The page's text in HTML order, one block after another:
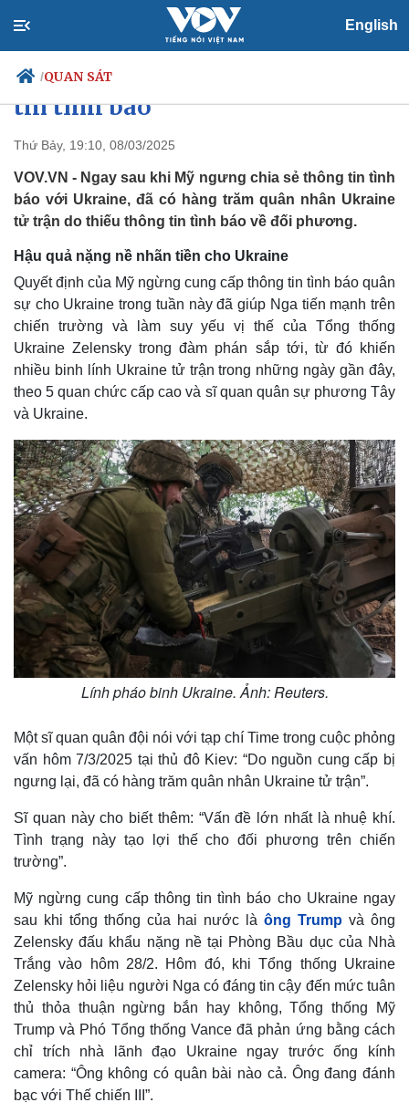
English
/QUAN SÁT
Chính trị
Đảng
Tổ chức nhân sự
Nhận diện sự thật
Xã hội
Tin 24h
Dự báo thời tiết
Dấu ấn VOV
Việc làm
Biển đảo
Thế giới
Quan sát
Cuộc sống đó đây
Hồ sơ
Multimedia
Video
Ảnh
E-Magazine
Infographic
Hàng loạt quân nhân Ukraine tử
trận do Mỹ ngừng chia sẻ thông
tin tình báo
Thứ Bảy, 19:10, 08/03/2025
VOV.VN - Ngay sau khi Mỹ ngưng chia sẻ thông tin tình
báo với Ukraine, đã có hàng trăm quân nhân Ukraine
tử trận do thiếu thông tin tình báo về đối phương.
Hậu quả nặng nề nhãn tiền cho Ukraine
Quyết định của Mỹ ngừng cung cấp thông tin tình báo quân
sự cho Ukraine trong tuần này đã giúp Nga tiến mạnh trên
chiến trường và làm suy yếu vị thế của Tổng thống
Ukraine Zelensky trong đàm phán sắp tới, từ đó khiến
nhiều binh lính Ukraine tử trận trong những ngày gần đây,
theo 5 quan chức cấp cao và sĩ quan quân sự phương Tây
và Ukraine.
Lính pháo binh Ukraine. Ảnh: Reuters.
Một sĩ quan quân đội nói với tạp chí Time trong cuộc phỏng
vấn hôm 7/3/2025 tại thủ đô Kiev: “Do nguồn cung cấp bị
ngưng lại, đã có hàng trăm quân nhân Ukraine tử trận”.
Sĩ quan này cho biết thêm: “Vấn đề lớn nhất là nhuệ khí.
Tình trạng này tạo lợi thế cho đối phương trên chiến
trường”.
Mỹ ngừng cung cấp thông tin tình báo cho Ukraine ngay
sau khi tổng thống của hai nước là ông Trump và ông
Zelensky đấu khẩu nặng nề tại Phòng Bầu dục của Nhà
Trắng vào hôm 28/2. Hôm đó, khi Tổng thống Ukraine
Zelensky hỏi liệu người Nga có đáng tin cậy đến mức tuân
thủ thỏa thuận ngừng bắn hay không, Tổng thống Mỹ
Trump và Phó Tổng thống Vance đã phản ứng bằng cách
chỉ trích nhà lãnh đạo Ukraine ngay trước ống kính
camera: “Ông không có quân bài nào cả. Ông đang đánh
bạc với Thế chiến III”.